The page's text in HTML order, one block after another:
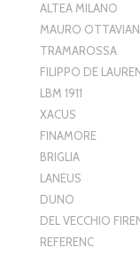
ALTEA MILANO
MAURO
TRAMAROSSA
FILIPPO DE
LBM 1911
XACUS
FINAMORE
BRIGLIA
LANEUS
DUNO
DEL VECCHIO
REFERENC